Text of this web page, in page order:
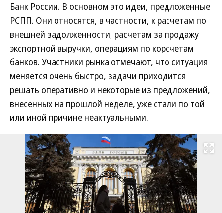
Банк России. В основном это идеи, предложенные
РСПП. Они относятся, в частности, к расчетам по
внешней задолженности, расчетам за продажу
экспортной выручки, операциям по корсчетам
банков. Участники рынка отмечают, что ситуация
меняется очень быстро, задачи приходится
решать оперативно и некоторые из предложений,
внесенных на прошлой неделе, уже стали по той
или иной причине неактуальными.
Развернуть